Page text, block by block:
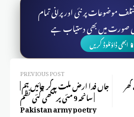
موضوعات پر نئی اور پرانی تمام
صورت میں بھی دستیاب ہے
📱 ابھی ڈاؤنلوڈ کریں
PREVIOUS POST
جاں فدا ارض ملت پہ کر جائیں ہم |
سانحہ 9 مئی پر لکھی گئی نظم |
Pakistan army poetry